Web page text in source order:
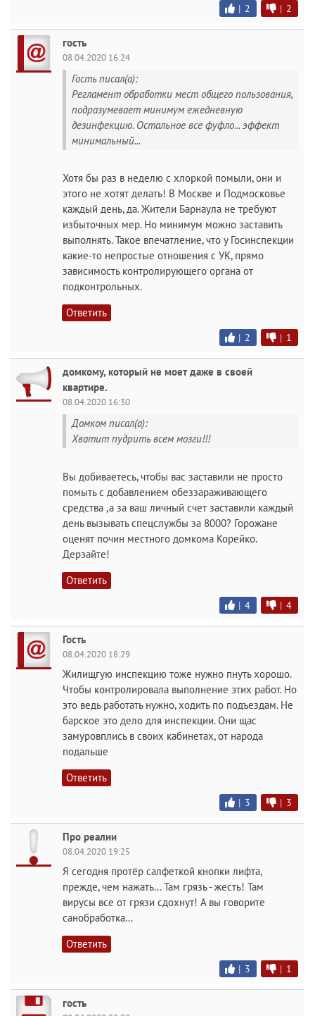
| 2 | 2
гость
08.04.2020 16:24
Гость писал(а):
Регламент обработки мест общего пользования,
подразумевает минимум ежедневную
дезинфекцию. Остальное все фуфло... эффект
минимальный...
Хотя бы раз в неделю с хлоркой помыли, они и
этого не хотят делать! В Москве и Подмосковье
каждый день, да. Жители Барнаула не требуют
избыточных мер. Но минимум можно заставить
выполнять. Такое впечатление, что у Госинспекции
какие-то непростые отношения с УК, прямо
зависимость контролирующего органа от
подконтрольных.
Ответить
| 2 | 1
домкому, который не моет даже в своей
квартире.
08.04.2020 16:30
Домком писал(а):
Хватит пудрить всем мозги!!!
Вы добиваетесь, чтобы вас заставили не просто
помыть с добавлением обеззараживающего
средства ,а за ваш личный счет заставили каждый
день вызывать спецслужбы за 8000? Горожане
оценят почин местного домкома Корейко.
Дерзайте!
Ответить
| 4 | 4
Гость
08.04.2020 18:29
Жилищгую инспекцию тоже нужно пнуть хорошо.
Чтобы контролировала выполнение этих работ. Но
это ведь работать нужно, ходить по подъездам. Не
барское это дело для инспекции. Они щас
замуровплись в своих кабинетах, от народа
подальше
Ответить
| 3 | 3
Про реалии
08.04.2020 19:25
Я сегодня протёр салфеткой кнопки лифта,
прежде, чем нажать... Там грязь - жесть! Там
вирусы все от грязи сдохнут! А вы говорите
санобработка...
Ответить
| 3 | 1
гость